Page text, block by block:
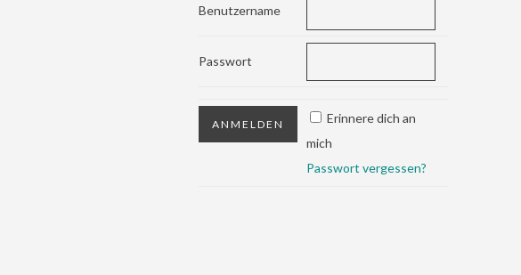
Benutzername
Passwort
Erinnere dich an
mich
Passwort vergessen?